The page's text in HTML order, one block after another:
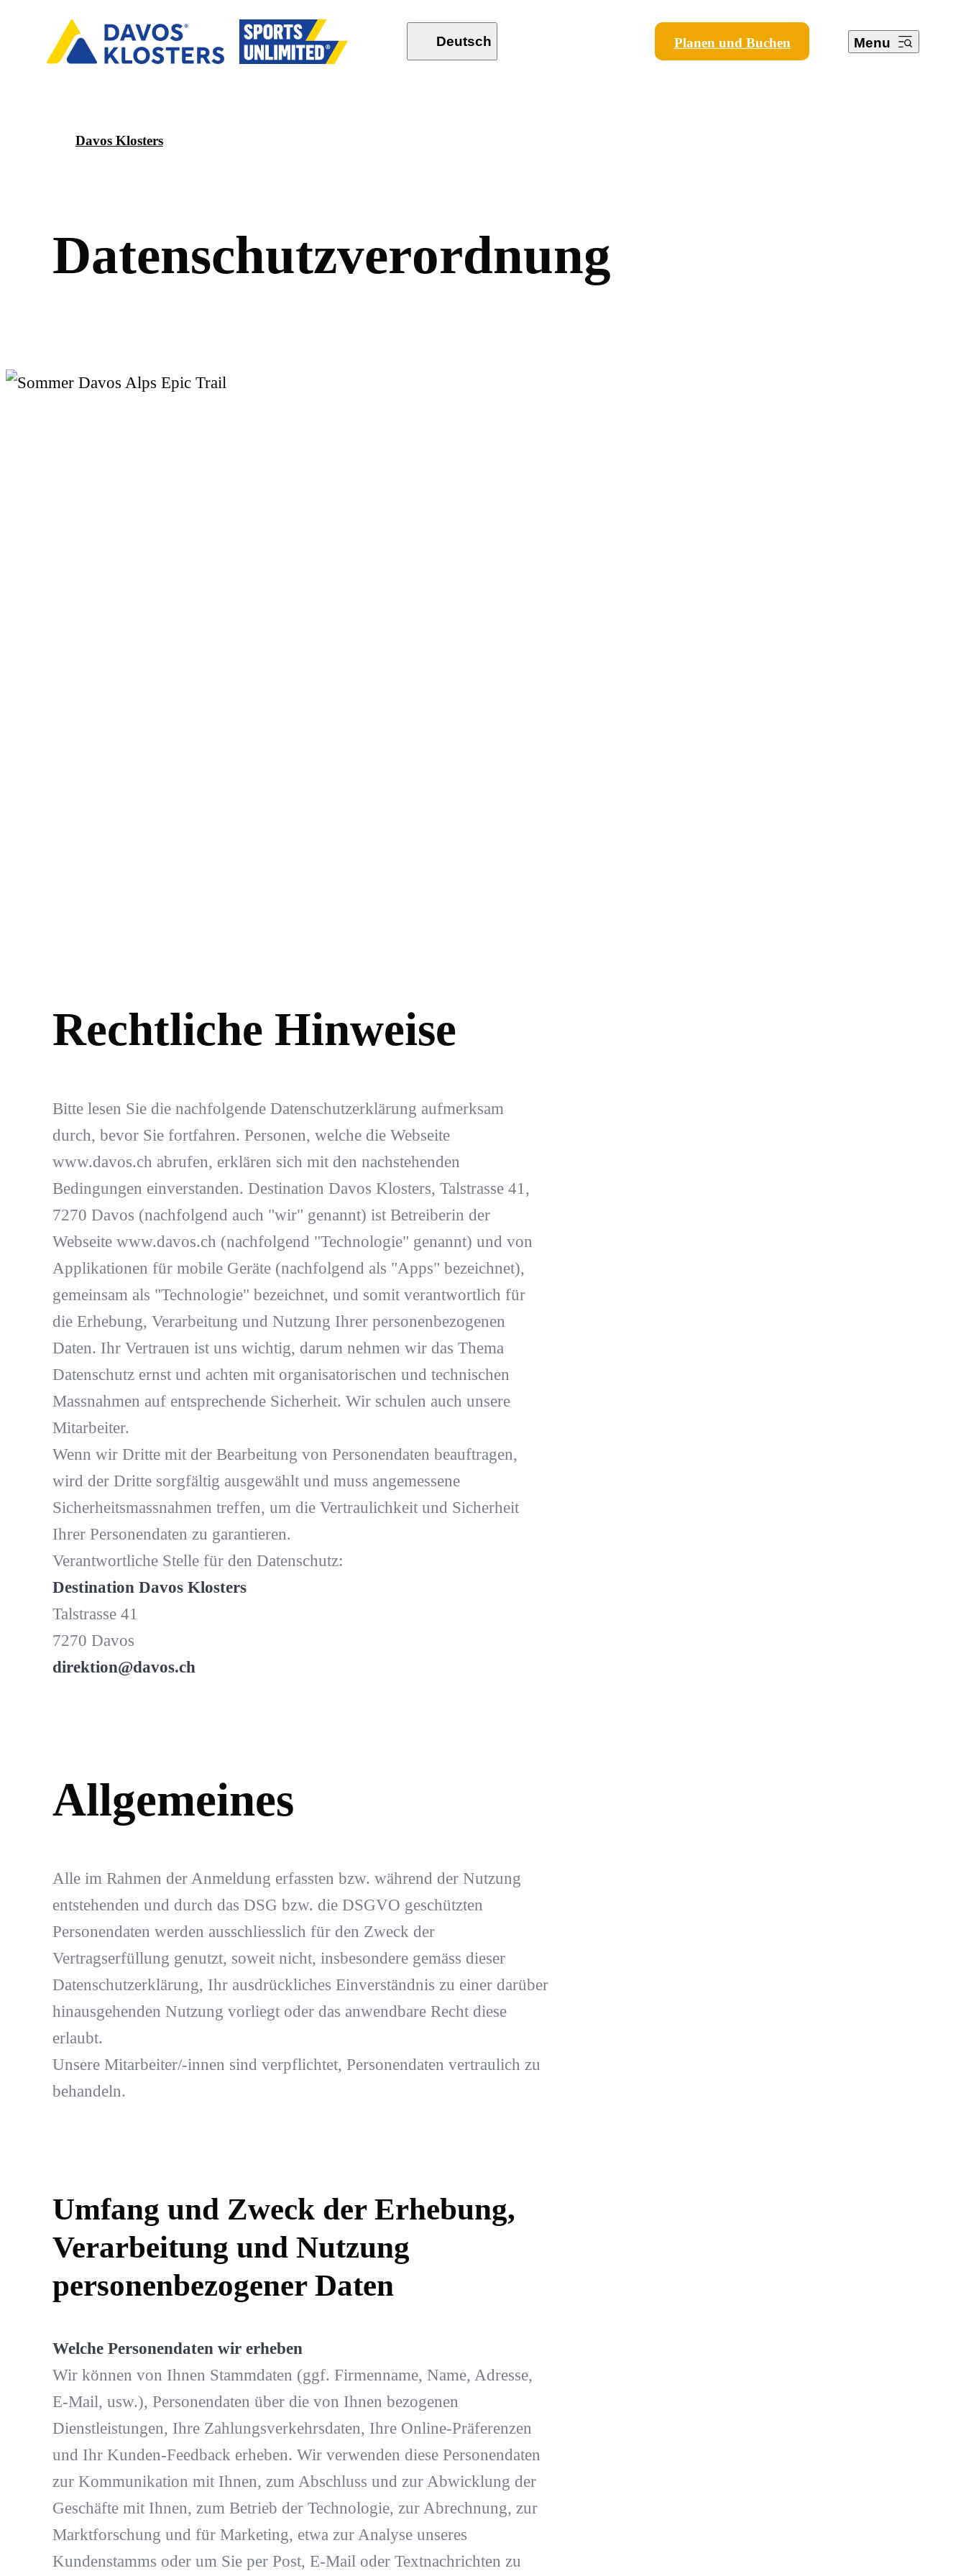
Deutsch Planen und Buchen Menu
Davos Klosters
Datenschutzverordnung
Rechtliche Hinweise
Bitte lesen Sie die nachfolgende Datenschutzerklärung aufmerksam
durch, bevor Sie fortfahren. Personen, welche die Webseite
www.davos.ch abrufen, erklären sich mit den nachstehenden
Bedingungen einverstanden. Destination Davos Klosters, Talstrasse 41,
7270 Davos (nachfolgend auch "wir" genannt) ist Betreiberin der
Webseite www.davos.ch (nachfolgend "Technologie" genannt) und von
Applikationen für mobile Geräte (nachfolgend als "Apps" bezeichnet),
gemeinsam als "Technologie" bezeichnet, und somit verantwortlich für
die Erhebung, Verarbeitung und Nutzung Ihrer personenbezogenen
Daten. Ihr Vertrauen ist uns wichtig, darum nehmen wir das Thema
Datenschutz ernst und achten mit organisatorischen und technischen
Massnahmen auf entsprechende Sicherheit. Wir schulen auch unsere
Mitarbeiter.
Wenn wir Dritte mit der Bearbeitung von Personendaten beauftragen,
wird der Dritte sorgfältig ausgewählt und muss angemessene
Sicherheitsmassnahmen treffen, um die Vertraulichkeit und Sicherheit
Ihrer Personendaten zu garantieren.
Verantwortliche Stelle für den Datenschutz:
Destination Davos Klosters
Talstrasse 41
7270 Davos
direktion@davos.ch
Allgemeines
Alle im Rahmen der Anmeldung erfassten bzw. während der Nutzung
entstehenden und durch das DSG bzw. die DSGVO geschützten
Personendaten werden ausschliesslich für den Zweck der
Vertragserfüllung genutzt, soweit nicht, insbesondere gemäss dieser
Datenschutzerklärung, Ihr ausdrückliches Einverständnis zu einer darüber
hinausgehenden Nutzung vorliegt oder das anwendbare Recht diese
erlaubt.
Unsere Mitarbeiter/-innen sind verpflichtet, Personendaten vertraulich zu
behandeln.
Umfang und Zweck der Erhebung,
Verarbeitung und Nutzung
personenbezogener Daten
Welche Personendaten wir erheben
Wir können von Ihnen Stammdaten (ggf. Firmenname, Name, Adresse,
E-Mail, usw.), Personendaten über die von Ihnen bezogenen
Dienstleistungen, Ihre Zahlungsverkehrsdaten, Ihre Online-Präferenzen
und Ihr Kunden-Feedback erheben. Wir verwenden diese Personendaten
zur Kommunikation mit Ihnen, zum Abschluss und zur Abwicklung der
Geschäfte mit Ihnen, zum Betrieb der Technologie, zur Abrechnung, zur
Marktforschung und für Marketing, etwa zur Analyse unseres
Kundenstamms oder um Sie per Post, E-Mail oder Textnachrichten zu